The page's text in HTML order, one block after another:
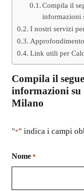
Compila il
informazioni
I nostri servizi
Link utili per
Compila il
informazioni su
Milano
"*" indica i campi
Nome *